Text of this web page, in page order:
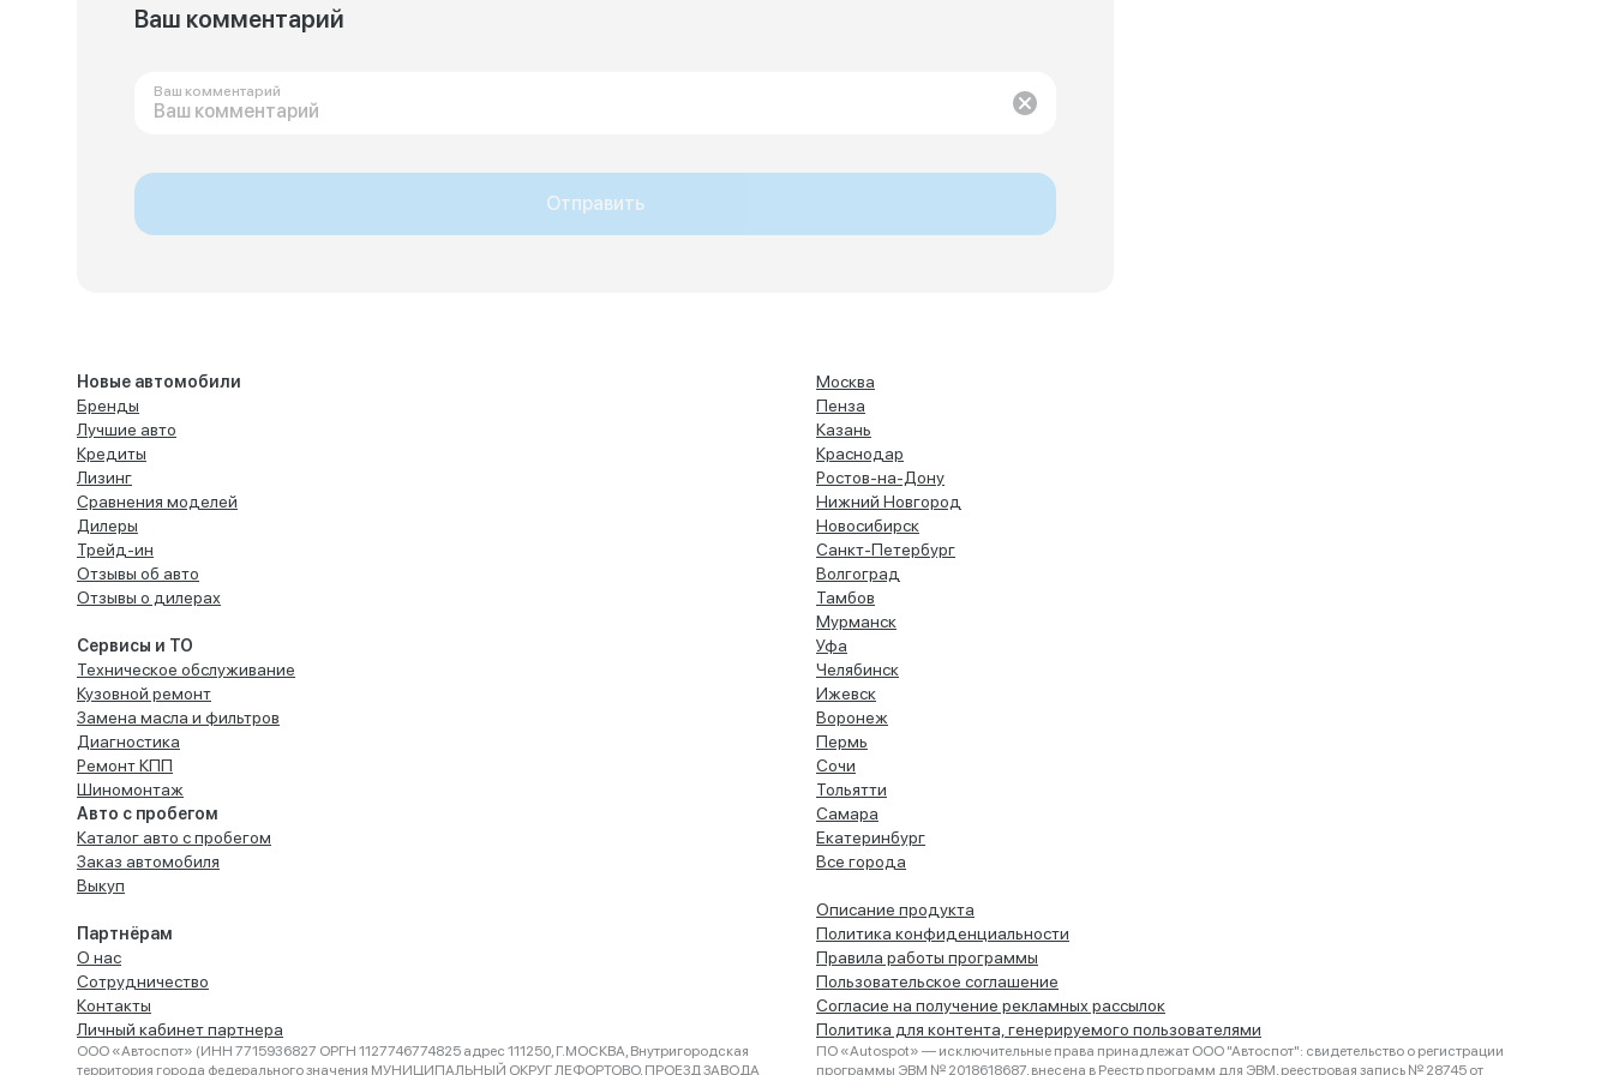
Ваш комментарий
Ваш комментарий
Отправить
Новые автомобили
Бренды
Лучшие авто
Кредиты
Лизинг
Сравнения моделей
Дилеры
Трейд-ин
Отзывы об авто
Отзывы о дилерах
Сервисы и ТО
Техническое обслуживание
Кузовной ремонт
Замена масла и фильтров
Диагностика
Ремонт КПП
Шиномонтаж
Авто с пробегом
Каталог авто с пробегом
Заказ автомобиля
Выкуп
Партнёрам
О нас
Сотрудничество
Контакты
Личный кабинет партнера
Москва
Пенза
Казань
Краснодар
Ростов-на-Дону
Нижний Новгород
Новосибирск
Санкт-Петербург
Волгоград
Тамбов
Мурманск
Уфа
Челябинск
Ижевск
Воронеж
Пермь
Сочи
Тольятти
Самара
Екатеринбург
Все города
Описание продукта
Политика конфиденциальности
Правила работы программы
Пользовательское соглашение
Согласие на получение рекламных рассылок
Политика для контента, генерируемого пользователями
ООО «Автоспот» (ИНН 7715936827 ОРГН 1127746774825 адрес 111250, Г.МОСКВА, Внутригородская
территория города федерального значения МУНИЦИПАЛЬНЫЙ ОКРУГ ЛЕФОРТОВО, ПРОЕЗД ЗАВОДА
ПО «Autospot» — исключительные права принадлежат ООО "Автоспот": свидетельство о регистрации
программы ЭВМ № 2018618687, внесена в Реестр программ для ЭВМ, реестровая запись № 28745 от